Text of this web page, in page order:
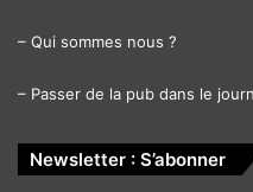
– Qui sommes nous ?
– Passer de la pub dans le
Newsletter : S’abonner